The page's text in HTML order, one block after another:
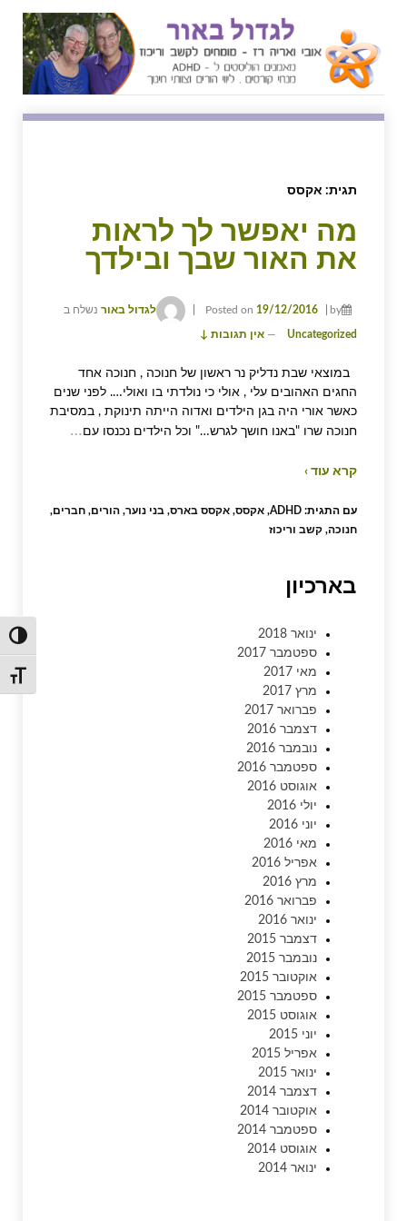
מתג
SKIP
TO
MAIN
CONTENT
תגית: אקסס
מה יאפשר לך לראות
את האור שבך ובילדך
Posted on 19/12/2016 by לגדול באור נשלח ב
Uncategorized
— אין תגובות ↓
במוצאי שבת נדליק נר ראשון של חנוכה , חנוכה אחד
החגים האהובים עלי , אולי כי נולדתי בו ואולי…. לפני שנים
כאשר אורי היה בגן הילדים ואדוה הייתה תינוקת , במסיבת
חנוכה שרו "באנו חושך לגרש…" וכל הילדים נכנסו עם…
קרא עוד ›
עם התגית: ADHD
, אקסס, אקסס בארס, בני נוער, הורים, חברים,
חנוכה, קשב וריכוז
בארכיון
ינואר 2018
ספטמבר 2017
מאי 2017
מרץ 2017
פברואר 2017
דצמבר 2016
נובמבר 2016
ספטמבר 2016
אוגוסט 2016
יולי 2016
יוני 2016
מאי 2016
אפריל 2016
מרץ 2016
פברואר 2016
ינואר 2016
דצמבר 2015
נובמבר 2015
אוקטובר 2015
ספטמבר 2015
אוגוסט 2015
יוני 2015
אפריל 2015
ינואר 2015
דצמבר 2014
אוקטובר 2014
ספטמבר 2014
אוגוסט 2014
ינואר 2014